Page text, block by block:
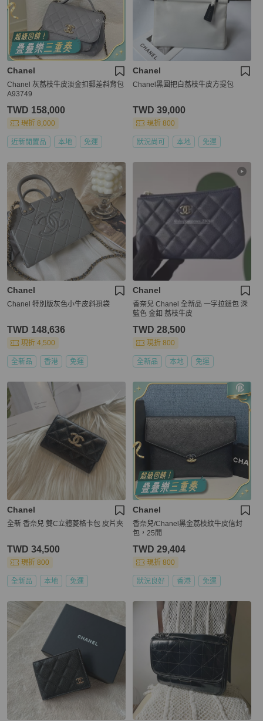
Chanel
Chanel 灰荔枝牛皮淡金扣郵差斜背包
A93749
TWD 158,000
現折 8,000
近新閒置品 本地 免運
Chanel
Chanel黑圓把白荔枝牛皮方提包
TWD 39,000
現折 800
狀況尚可 本地 免運
Chanel
Chanel 特別版灰色小牛皮斜孭袋
TWD 148,636
現折 4,500
全新品 香港 免運
Chanel
香奈兒 Chanel 全新品 一字拉鏈包 深
藍色 金釦 荔枝牛皮
TWD 28,500
現折 800
全新品 本地 免運
Chanel
全新 香奈兒 雙C立體菱格卡包 皮片夾
TWD 34,500
現折 800
全新品 本地 免運
Chanel
香奈兒/Chanel黑金荔枝紋牛皮信封
包，25開
TWD 29,404
現折 800
狀況良好 香港 免運